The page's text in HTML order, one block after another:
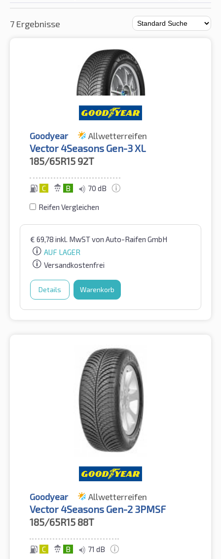
7 Ergebnisse
Goodyear Allwetterreifen
Vector 4Seasons Gen-3 XL
185/65R15 92T
C B 70 dB
Reifen Vergleichen
€ 69,78 inkl. MwSTvon Auto-Raifen GmbH
AUF LAGER
Versandkostenfrei
Details Warenkorb
Goodyear Allwetterreifen
Vector 4Seasons Gen-2 3PMSF
185/65R15 88T
C B 71 dB